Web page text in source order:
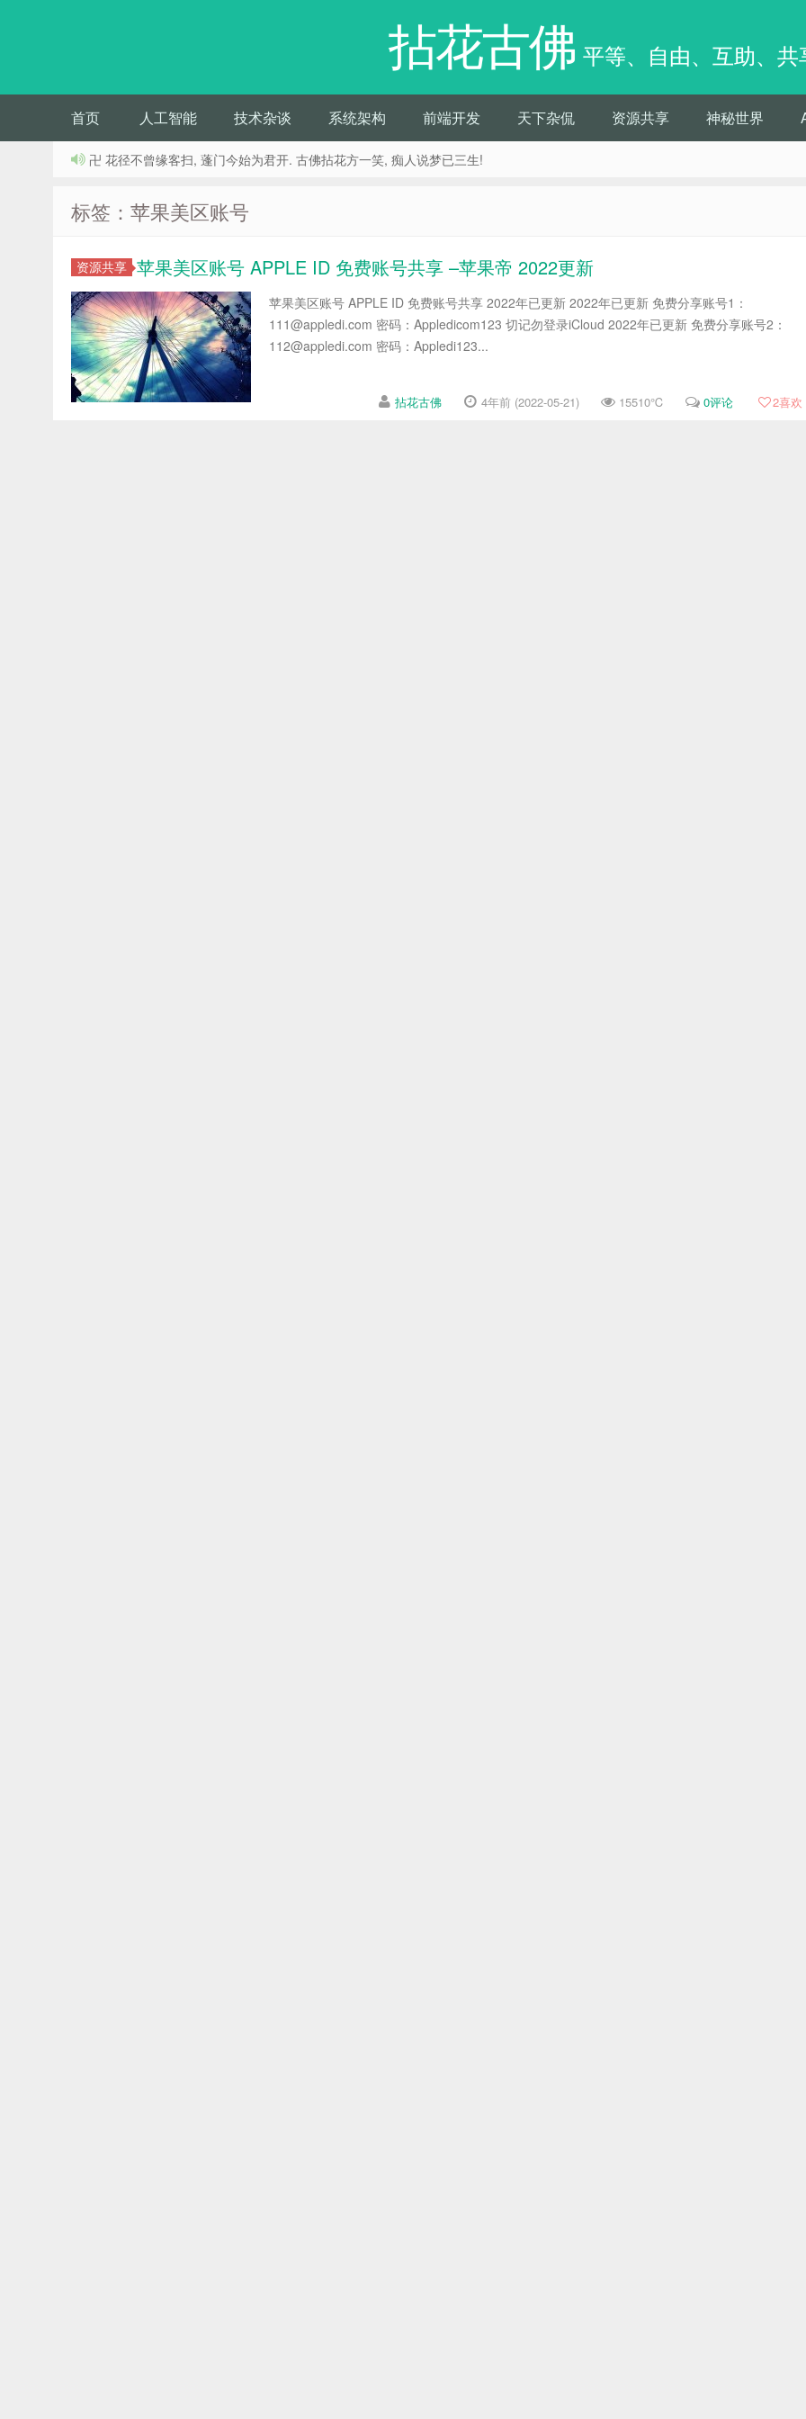
拈花古佛 平等、自由、互助、共
首页 人工智能 技术杂谈 系统架构 前端开发 天下杂侃 资源共享 神秘世界
卍 花径不曾缘客扫, 蓬门今始为君开. 古佛拈花方一笑, 痴人说梦已三生!
标签：苹果美区账号
资源共享 苹果美区账号 APPLE ID 免费账号共享 –苹果帝 2022更新
苹果美区账号 APPLE ID 免费账号共享 2022年已更新 2022年已更新 免费分享账号1：
111@appledi.com 密码：Appledicom123 切记勿登录iCloud 2022年已更新 免费分享账号2：
112@appledi.com 密码：Appledi123...
拈花古佛 4年前 (2022-05-21) 15510℃ 0评论 2喜欢